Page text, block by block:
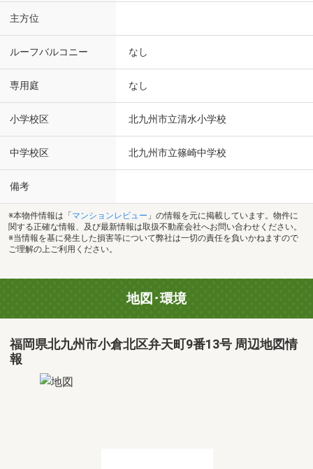
主方位
ルーフバルコニー なし
専用庭 なし
小学校区 北九州市立清水小学校
中学校区 北九州市立篠崎中学校
備考
※本物件情報は「 マンションレビュー 」の情報を元に掲載しています。物件に
関する正確な情報、及び最新情報は取扱不動産会社へお問い合わせください。
※当情報を基に発生した損害等について弊社は一切の責任を負いかねますので
ご理解の上ご利用ください。
地図･環境
福岡県北九州市小倉北区弁天町9番13号 周辺地図情
報